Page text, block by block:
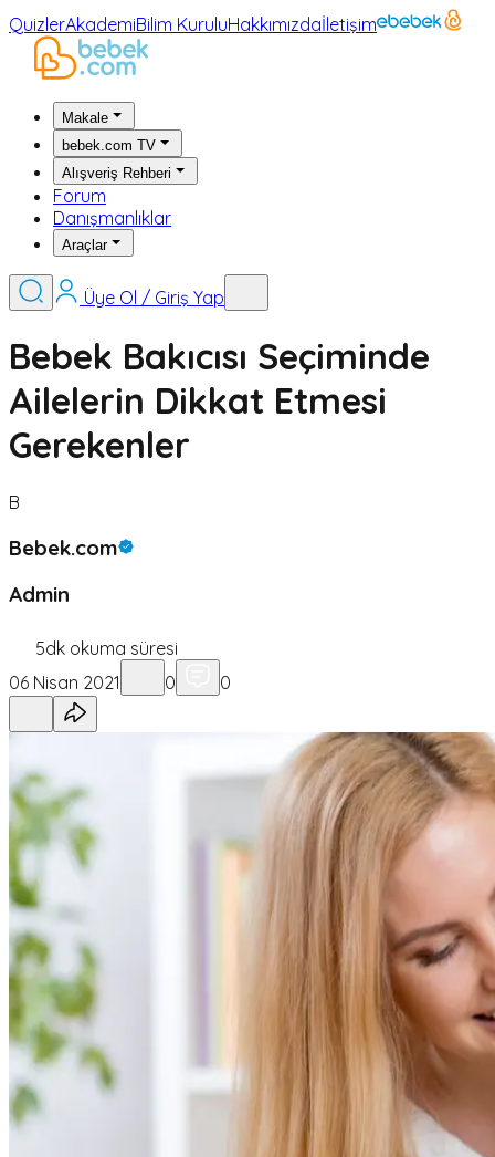
QuizlerAkademiBilim KuruluHakkımızdaİletişim
Makale
bebek.com TV
Alışveriş Rehberi
Forum
Danışmanlıklar
Araçlar
Üye Ol / Giriş Yap
Bebek Bakıcısı Seçiminde
Ailelerin Dikkat Etmesi
Gerekenler
B
Bebek.com
Admin
5dk okuma süresi
06 Nisan 2021
0 0